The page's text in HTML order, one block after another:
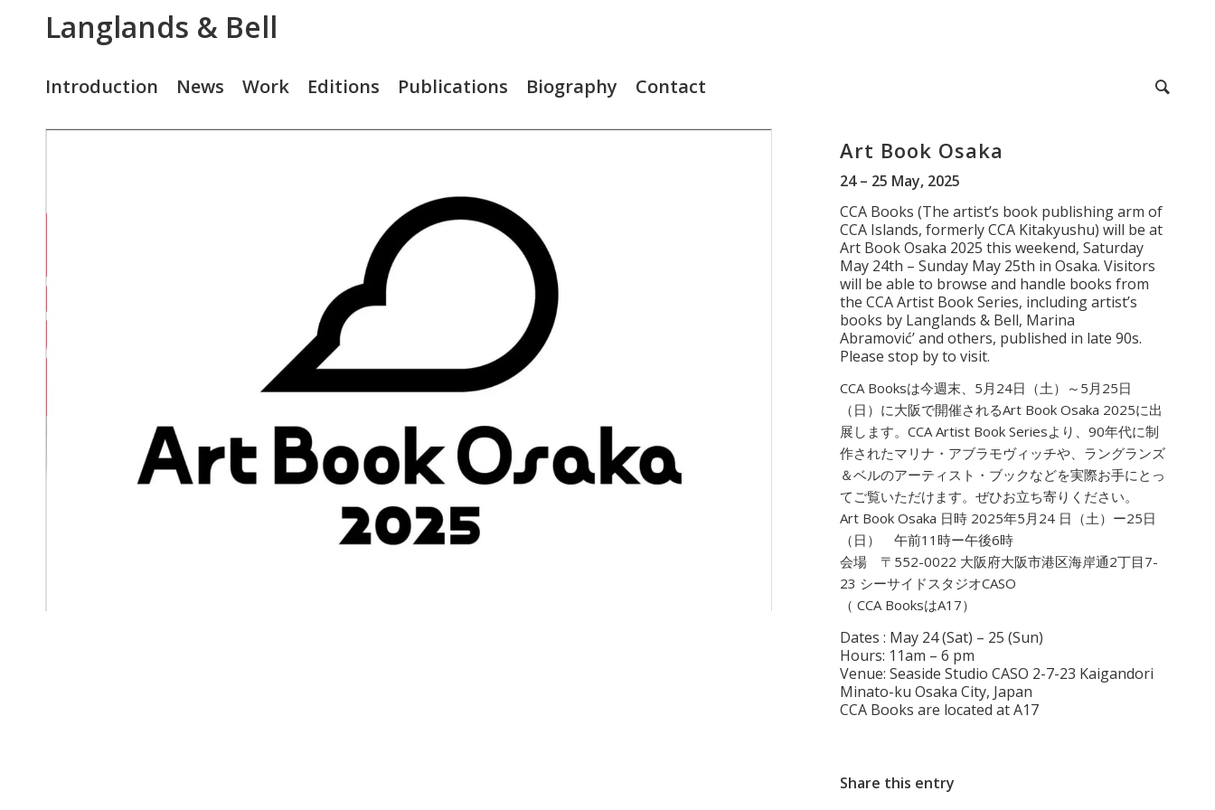
Langlands & Bell
Introduction News Work Editions Publications Biography Contact
Art Book Osaka
24 – 25 May, 2025
CCA Books (The artist’s book publishing arm of
CCA Islands, formerly CCA Kitakyushu) will be at
Art Book Osaka 2025 this weekend, Saturday
May 24th – Sunday May 25th in Osaka. Visitors
will be able to browse and handle books from
the CCA Artist Book Series, including artist’s
books by Langlands & Bell, Marina
Abramović’ and others, published in late 90s.
Please stop by to visit.
CCA Booksは今週末、5月24日（土）～5月25日
（日）に大阪で開催されるArt Book Osaka 2025に出
展します。CCA Artist Book Seriesより、90年代に制
作されたマリナ・アブラモヴィッチや、ラングランズ
＆ベルのアーティスト・ブックなどを実際お手にとっ
てご覧いただけます。ぜひお立ち寄りください。
Art Book Osaka 日時 2025年5月24 日（土）ー25日
（日） 午前11時ー午後6時
会場 〒552-0022 大阪府大阪市港区海岸通2丁目7-
23 シーサイドスタジオCASO
（ CCA BooksはA17）
Dates : May 24 (Sat) – 25 (Sun)
Hours: 11am – 6 pm
Venue: Seaside Studio CASO 2-7-23 Kaigandori
Minato-ku Osaka City, Japan
CCA Books are located at A17
Share this entry